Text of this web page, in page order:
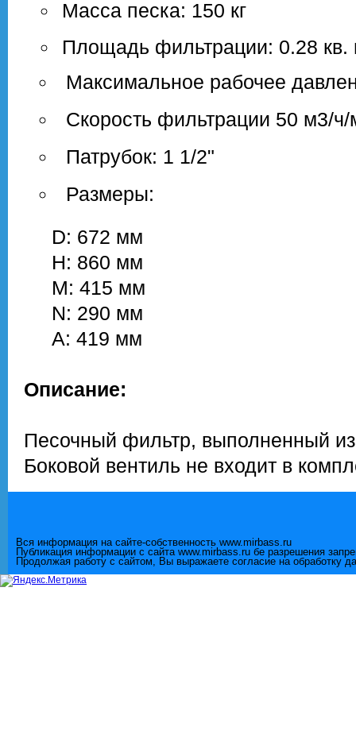
Масса песка: 150 кг
Площадь фильтрации: 0.28 кв.
Максимальное рабочее
Скорость фильтрации 50 м3/
Патрубок: 1 1/2"
Размеры:
D: 672 мм
H: 860 мм
M: 415 мм
N: 290 мм
A: 419 мм
Описание:
Песочный фильтр, выполненный
Боковой вентиль не входит в
Вся информация на сайте-собственность www.mirbass.ru
Публикация информации с сайта www.mirbass.ru бе разрешения
Продолжая работу с сайтом, Вы выражаете согласие на обработку